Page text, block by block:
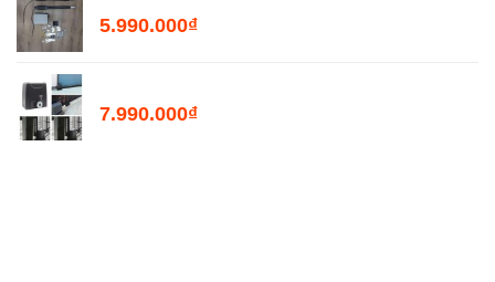
5.990.000₫
7.990.000₫